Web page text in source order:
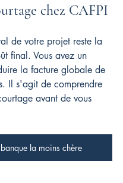
chez CAFPI
de votre projet reste la
final. Vous avez un
la facture globale de
Il s'agit de comprendre
avant de vous
la moins chère